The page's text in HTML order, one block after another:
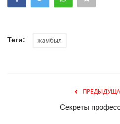
Теги: жамбыл
Секреты